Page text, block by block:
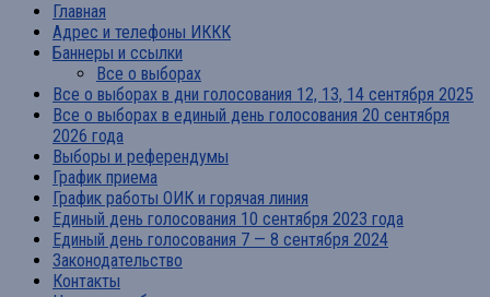
Главная
Адрес и телефоны ИККК
Баннеры и ссылки
Все о выборах
Все о выборах в дни голосования 12, 13, 14 сентября 2025
Все о выборах в единый день голосования 20 сентября
2026 года
Выборы и референдумы
График приема
График работы ОИК и горячая линия
Единый день голосования 10 сентября 2023 года
Единый день голосования 7 — 8 сентября 2024
Законодательство
Контакты